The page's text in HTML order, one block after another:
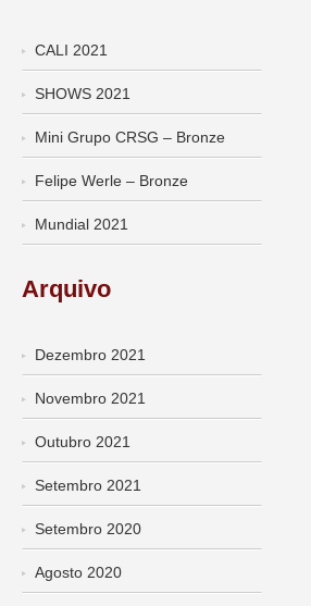
CALI 2021
SHOWS 2021
Mini Grupo CRSG – Bronze
Felipe Werle – Bronze
Mundial 2021
Arquivo
Dezembro 2021
Novembro 2021
Outubro 2021
Setembro 2021
Setembro 2020
Agosto 2020